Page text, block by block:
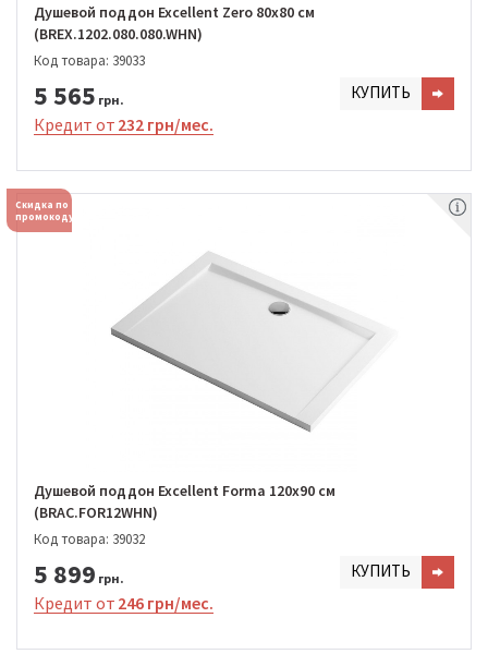
Душевой поддон Excellent Zero 80x80 см
(BREX.1202.080.080.WHN)
Код товара: 39033
5 565 грн. КУПИТЬ
Кредит от 232 грн/мес.
Скидка по
промокоду
Душевой поддон Excellent Forma 120x90 см
(BRAC.FOR12WHN)
Код товара: 39032
5 899 грн. КУПИТЬ
Кредит от 246 грн/мес.